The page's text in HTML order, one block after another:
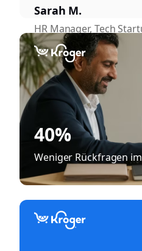
Sarah M.
HR Manager, Tech
40%
Weniger Rückfragen